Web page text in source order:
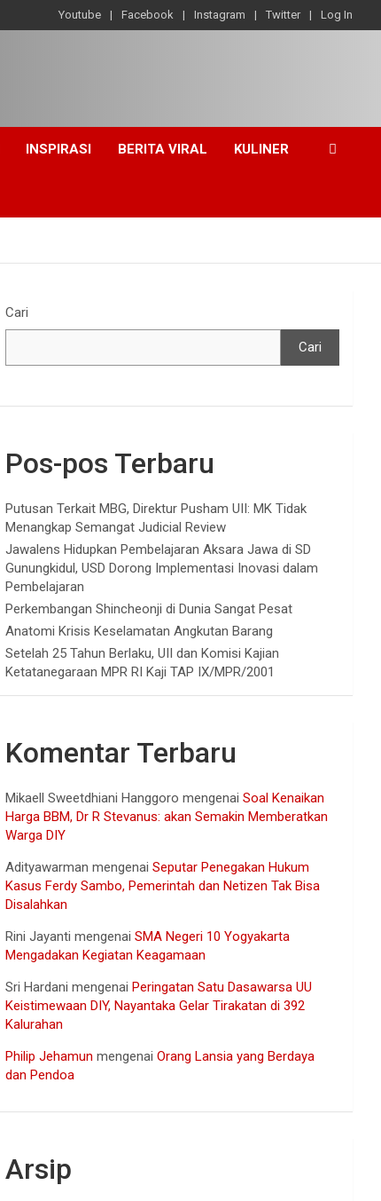
Youtube Facebook Instagram Twitter Log In
INSPIRASI BERITA VIRAL KULINER
Cari
Cari
Pos-pos Terbaru
Putusan Terkait MBG, Direktur Pusham UII: MK Tidak
Menangkap Semangat Judicial Review
Jawalens Hidupkan Pembelajaran Aksara Jawa di SD
Gunungkidul, USD Dorong Implementasi Inovasi dalam
Pembelajaran
Perkembangan Shincheonji di Dunia Sangat Pesat
Anatomi Krisis Keselamatan Angkutan Barang
Setelah 25 Tahun Berlaku, UII dan Komisi Kajian
Ketatanegaraan MPR RI Kaji TAP IX/MPR/2001
Komentar Terbaru
Mikaell Sweetdhiani Hanggoro mengenaiSoal Kenaikan
Harga BBM, Dr R Stevanus: akan Semakin Memberatkan
Warga DIY
Adityawarman mengenaiSeputar Penegakan Hukum
Kasus Ferdy Sambo, Pemerintah dan Netizen Tak Bisa
Disalahkan
Rini Jayanti mengenaiSMA Negeri 10 Yogyakarta
Mengadakan Kegiatan Keagamaan
Sri Hardani mengenaiPeringatan Satu Dasawarsa UU
Keistimewaan DIY, Nayantaka Gelar Tirakatan di 392
Kalurahan
Philip Jehamun mengenaiOrang Lansia yang Berdaya
dan Pendoa
Arsip